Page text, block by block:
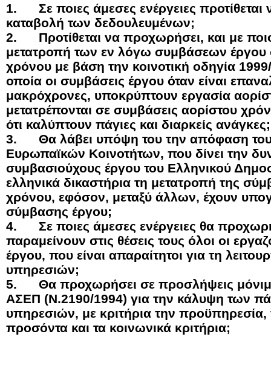
1.
Σε ποιες άμεσες ενέργειες
καταβολή των δεδουλευμένων;
2.
Προτίθεται να προχωρήσει, και με
μετατροπή των εν λόγω συμβάσεων έργου
χρόνου με βάση την κοινοτική οδηγία
οποία οι συμβάσεις έργου όταν είναι
μακρόχρονες, υποκρύπτουν εργασία
μετατρέπονται σε συμβάσεις αορίστου
ότι καλύπτουν πάγιες και διαρκείς ανάγκες;
3.
Θα λάβει υπόψη του την απόφαση του
Ευρωπαϊκών Κοινοτήτων, που δίνει την
συμβασιούχους έργου του Ελληνικού
ελληνικά δικαστήρια τη μετατροπή της
χρόνου, εφόσον, μεταξύ άλλων, έχουν
σύμβασης έργου;
4.
Σε ποιες άμεσες ενέργειες θα
παραμείνουν στις θέσεις τους όλοι οι
έργου, που είναι απαραίτητοι για τη
υπηρεσιών;
5.
Θα προχωρήσει σε προσλήψεις
ΑΣΕΠ (Ν.2190/1994) για την κάλυψη των
υπηρεσιών, με κριτήρια την προϋπηρεσία,
προσόντα και τα κοινωνικά κριτήρια;